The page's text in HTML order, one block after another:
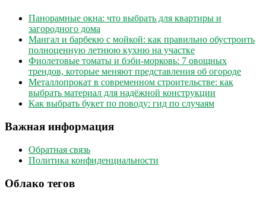
Панорамные окна: что выбрать для квартиры и
загородного дома
Мангал и барбекю с мойкой: как правильно обустроить
полноценную летнюю кухню на участке
Фиолетовые томаты и бэби-морковь: 7 овощных
трендов, которые меняют представления об огороде
Металлопрокат в современном строительстве: как
выбрать материал для надёжной конструкции
Как выбрать букет по поводу: гид по случаям
Важная информация
Обратная связь
Политика конфиденциальности
Облако тегов